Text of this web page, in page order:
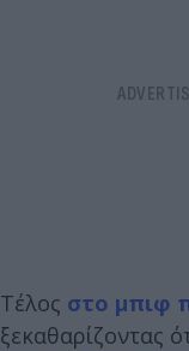
Τέλος στο μπιφ
ξεκαθαρίζοντας